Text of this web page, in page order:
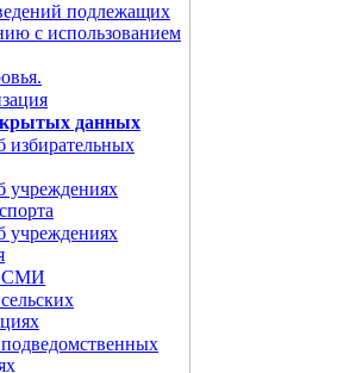
подлежащих
с использованием
данных
избирательных
учреждениях
учреждениях
СМИ